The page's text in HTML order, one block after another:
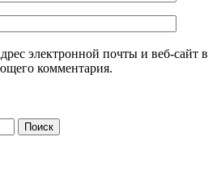
электронной почты и веб-сайт в
комментария.